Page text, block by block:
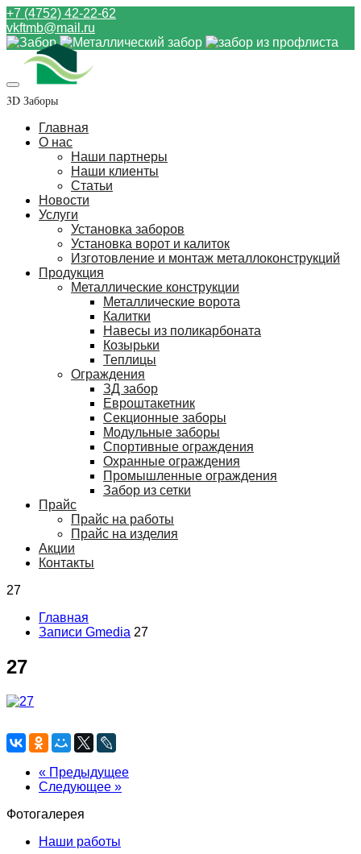
+7 (4752) 42-22-62
vkftmb@mail.ru
3D Заборы
Главная
О нас
Наши партнеры
Наши клиенты
Статьи
Новости
Услуги
Установка заборов
Установка ворот и калиток
Изготовление и монтаж металлоконструкций
Продукция
Металлические конструкции
Металлические ворота
Калитки
Навесы из поликарбоната
Козырьки
Теплицы
Ограждения
ЗД забор
Евроштакетник
Секционные заборы
Модульные заборы
Спортивные ограждения
Охранные ограждения
Промышленные ограждения
Забор из сетки
Прайс
Прайс на работы
Прайс на изделия
Акции
Контакты
27
Главная
Записи Gmedia 27
27
« Предыдущее
Следующее »
Фотогалерея
Наши работы